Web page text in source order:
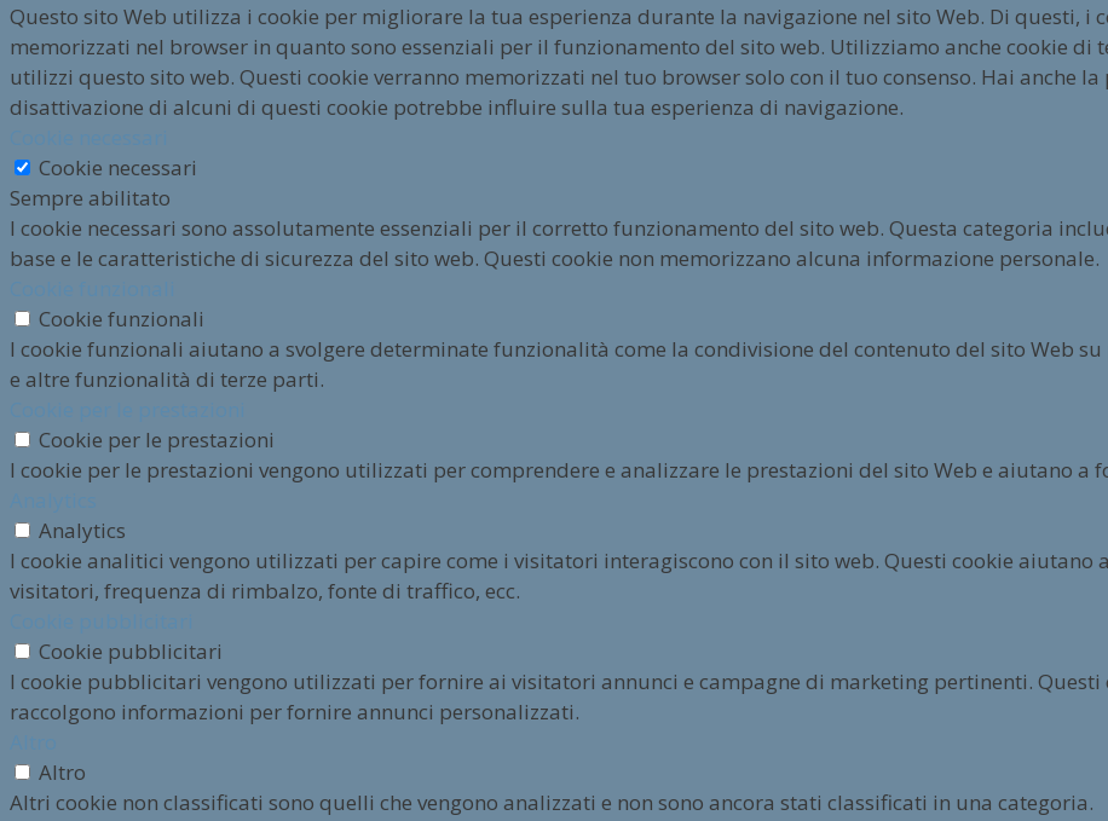
Questo sito Web utilizza i cookie per migliorare la tua esperienza durante la navigazione nel sito Web. Di questi, i
memorizzati nel browser in quanto sono essenziali per il funzionamento del sito web. Utilizziamo anche cookie di
utilizzi questo sito web. Questi cookie verranno memorizzati nel tuo browser solo con il tuo consenso. Hai anche
disattivazione di alcuni di questi cookie potrebbe influire sulla tua esperienza di navigazione.
Cookie necessari
Sempre abilitato
I cookie necessari sono assolutamente essenziali per il corretto funzionamento del sito web. Questa categoria
base e le caratteristiche di sicurezza del sito web. Questi cookie non memorizzano alcuna informazione personale.
Cookie funzionali
I cookie funzionali aiutano a svolgere determinate funzionalità come la condivisione del contenuto del sito Web
e altre funzionalità di terze parti.
Cookie per le prestazioni
I cookie per le prestazioni vengono utilizzati per comprendere e analizzare le prestazioni del sito Web e aiutano
Analytics
I cookie analitici vengono utilizzati per capire come i visitatori interagiscono con il sito web. Questi cookie
visitatori, frequenza di rimbalzo, fonte di traffico, ecc.
Cookie pubblicitari
I cookie pubblicitari vengono utilizzati per fornire ai visitatori annunci e campagne di marketing pertinenti.
raccolgono informazioni per fornire annunci personalizzati.
Altro
Altri cookie non classificati sono quelli che vengono analizzati e non sono ancora stati classificati in una categoria.